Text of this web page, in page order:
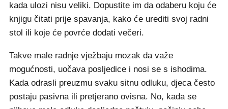
kada ulozi nisu veliki. Dopustite im da odaberu koju će
knjigu čitati prije spavanja, kako će urediti svoj radni
stol ili koje će povrće dodati večeri.
Takve male radnje vježbaju mozak da važe
mogućnosti, uočava posljedice i nosi se s ishodima.
Kada odrasli preuzmu svaku sitnu odluku, djeca često
postaju pasivna ili pretjerano ovisna. No, kada se